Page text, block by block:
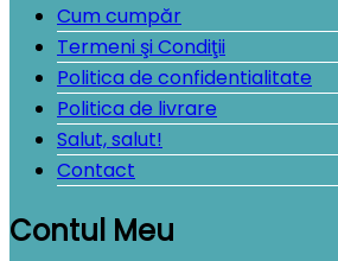
Cum cumpăr
Termeni şi Condiţii
Politica de confidentialitate
Politica de livrare
Salut, salut!
Contact
Contul Meu